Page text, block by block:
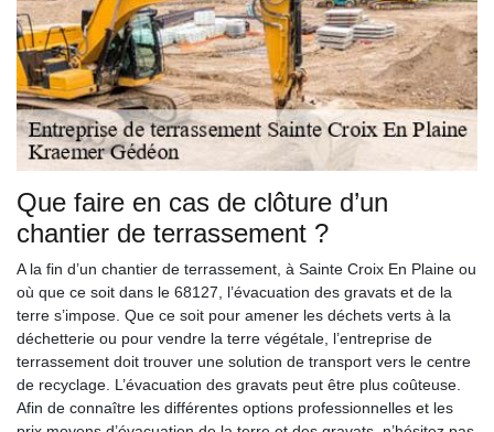
Que faire en cas de clôture d’un
chantier de terrassement ?
A la fin d’un chantier de terrassement, à Sainte Croix En Plaine ou
où que ce soit dans le 68127, l’évacuation des gravats et de la
terre s’impose. Que ce soit pour amener les déchets verts à la
déchetterie ou pour vendre la terre végétale, l’entreprise de
terrassement doit trouver une solution de transport vers le centre
de recyclage. L’évacuation des gravats peut être plus coûteuse.
Afin de connaître les différentes options professionnelles et les